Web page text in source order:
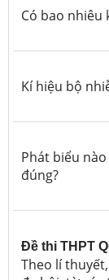
Có bao nhiêu
Kí hiệu bộ
Phát biểu
đúng?
Đề thi THPT
Theo lí